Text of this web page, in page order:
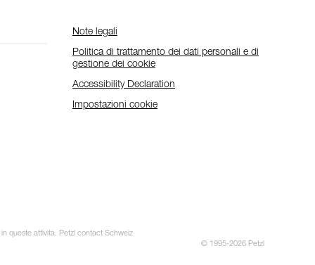
Note legali
Politica di trattamento dei dati personali e di
gestione dei cookie
Accessibility Declaration
Impostazioni cookie
queste attività. Petzl contact Schweiz
© 1995-2026 Petzl